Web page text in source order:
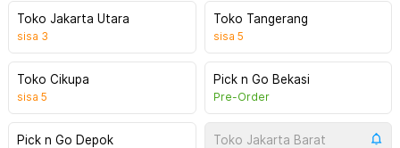
Toko Jakarta Utara
sisa 3
Toko Tangerang
sisa 5
Toko Cikupa
sisa 5
Pick n Go Bekasi
Pre-Order
Pick n Go Depok Toko Jakarta Barat